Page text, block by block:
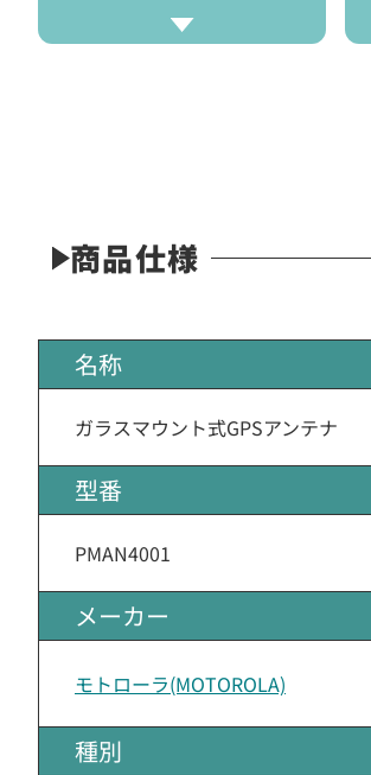
商品仕様
名称
ガラスマウント式GPSアンテナ
型番
PMAN4001
メーカー
モトローラ(MOTOROLA)
種別